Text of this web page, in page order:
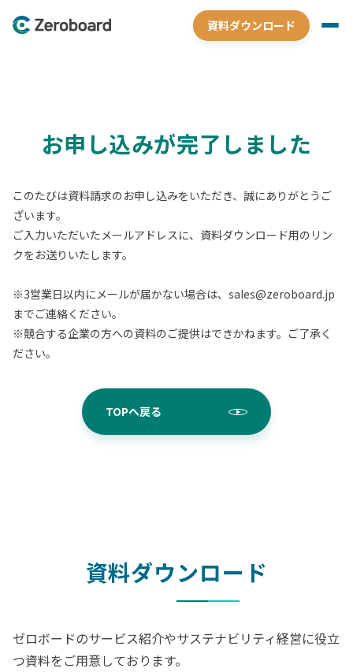
資料ダウンロード
お申し込みが完了しました
このたびは資料請求のお申し込みをいただき、誠にありがとうご
ざいます。
ご入力いただいたメールアドレスに、資料ダウンロード用のリン
クをお送りいたします。
※3営業日以内にメールが届かない場合は、sales@zeroboard.jp
までご連絡ください。
※競合する企業の方への資料のご提供はできかねます。ご了承く
ださい。
TOPへ戻る
資料ダウンロード
ゼロボードのサービス紹介やサステナビリティ経営に役立
つ資料をご用意しております。